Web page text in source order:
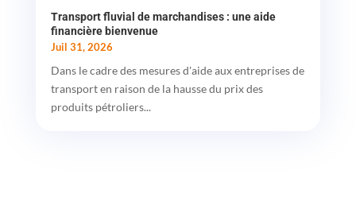
Transport fluvial de marchandises : une aide
financière bienvenue
Juil 31, 2026
Dans le cadre des mesures d'aide aux entreprises de
transport en raison de la hausse du prix des
produits pétroliers...